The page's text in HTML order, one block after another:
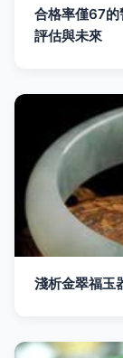
合格率僅67
評估與未來
淺析金翠福玉